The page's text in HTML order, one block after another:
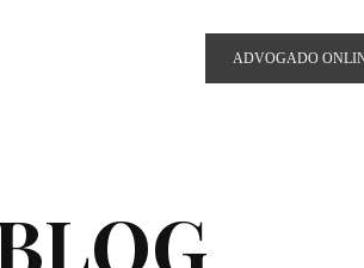
ADVOGADO